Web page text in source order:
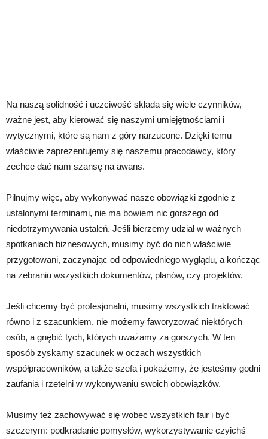
Na naszą solidność i uczciwość składa się wiele czynników,
ważne jest, aby kierować się naszymi umiejętnościami i
wytycznymi, które są nam z góry narzucone. Dzięki temu
właściwie zaprezentujemy się naszemu pracodawcy, który
zechce dać nam szansę na awans.
Pilnujmy więc, aby wykonywać nasze obowiązki zgodnie z
ustalonymi terminami, nie ma bowiem nic gorszego od
niedotrzymywania ustaleń. Jeśli bierzemy udział w ważnych
spotkaniach biznesowych, musimy być do nich właściwie
przygotowani, zaczynając od odpowiedniego wyglądu, a kończąc
na zebraniu wszystkich dokumentów, planów, czy projektów.
Jeśli chcemy być profesjonalni, musimy wszystkich traktować
równo i z szacunkiem, nie możemy faworyzować niektórych
osób, a gnębić tych, których uważamy za gorszych. W ten
sposób zyskamy szacunek w oczach wszystkich
współpracowników, a także szefa i pokażemy, że jesteśmy godni
zaufania i rzetelni w wykonywaniu swoich obowiązków.
Musimy też zachowywać się wobec wszystkich fair i być
szczerym: podkradanie pomysłów, wykorzystywanie czyichś